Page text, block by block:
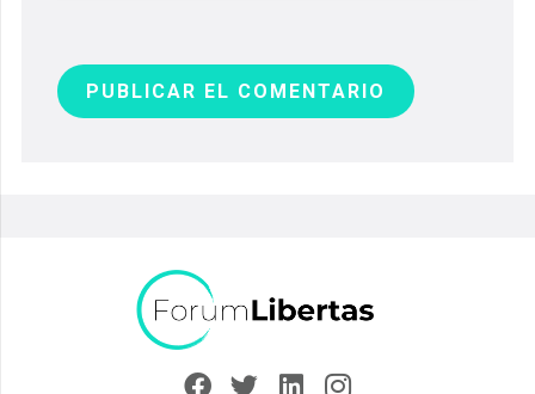
PUBLICAR EL COMENTARIO